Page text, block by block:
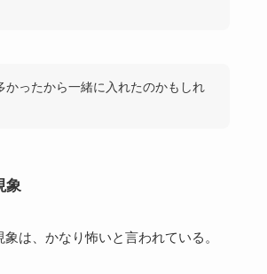
かったから一緒に入れたのかもしれ
象
は、かなり怖いと言われている。